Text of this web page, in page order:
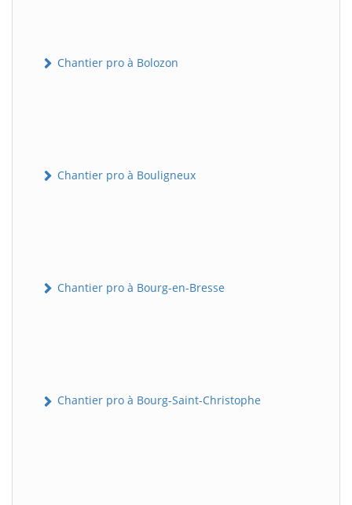
Chantier pro à Bolozon
Chantier pro à Bouligneux
Chantier pro à Bourg-en-Bresse
Chantier pro à Bourg-Saint-Christophe